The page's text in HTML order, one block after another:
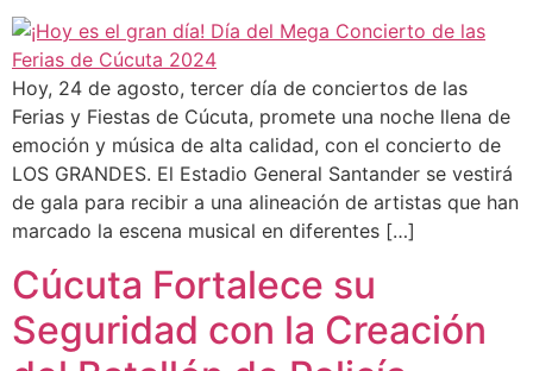
Hoy, 24 de agosto, tercer día de conciertos de las
Ferias y Fiestas de Cúcuta, promete una noche llena de
emoción y música de alta calidad, con el concierto de
LOS GRANDES. El Estadio General Santander se vestirá
de gala para recibir a una alineación de artistas que han
marcado la escena musical en diferentes […]
Cúcuta Fortalece su
Seguridad con la Creación